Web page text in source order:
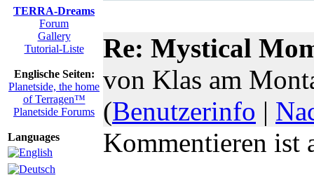
TERRA-Dreams
Forum
Gallery
Tutorial-Liste
Englische Seiten:
Planetside, the home
of Terragen™
Planetside Forums
Languages
Re: Mystical
von Klas am
(Benutzerinfo |
Kommentieren ist